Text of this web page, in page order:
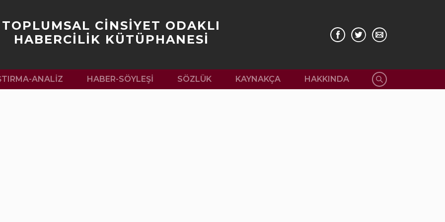
TOPLUMSAL CİNSİYET ODAKLI
HABERCİLİK KÜTÜPHANESİ
ANALIZ HABER-SÖYLEŞI SÖZLÜK KAYNAKÇA HAKKINDA